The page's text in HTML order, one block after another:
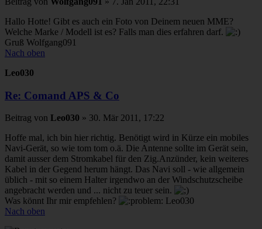
Hallo Hotte! Gibt es auch ein Foto von Deinem neuen MME?
Welche Marke / Modell ist es? Falls man dies erfahren darf.
Gruß Wolfgang091
Nach oben
Leo030
Re: Comand APS & Co
Beitrag von Leo030 » 30. Mär 2011, 17:22
Hoffe mal, ich bin hier richtig. Benötigt wird in Kürze ein mobiles
Navi-Gerät, so wie tom tom o.ä. Die Antenne sollte im Gerät sein,
damit ausser dem Stromkabel für den Zig.Anzünder, kein weiteres
Kabel in der Gegend herum hängt. Das Navi soll - wie allgemein
üblich - mit so einem Halter irgendwo an der Windschutzscheibe
angebracht werden und ... nicht zu teuer sein.
Was könnt Ihr mir empfehlen?
Leo030
Nach oben